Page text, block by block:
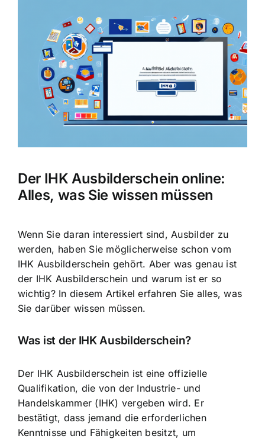
Der IHK Ausbilderschein online:
Alles, was Sie wissen müssen
Wenn Sie daran interessiert sind, Ausbilder zu
werden, haben Sie möglicherweise schon vom
IHK Ausbilderschein gehört. Aber was genau ist
der IHK Ausbilderschein und warum ist er so
wichtig? In diesem Artikel erfahren Sie alles, was
Sie darüber wissen müssen.
Was ist der IHK Ausbilderschein?
Der IHK Ausbilderschein ist eine offizielle
Qualifikation, die von der Industrie- und
Handelskammer (IHK) vergeben wird. Er
bestätigt, dass jemand die erforderlichen
Kenntnisse und Fähigkeiten besitzt, um